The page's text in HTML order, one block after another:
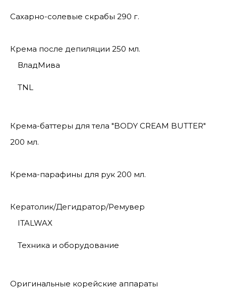
Сахарно-солевые скрабы 290 г.
Крема после депиляции 250 мл.
ВладМива
TNL
Крема-баттеры для тела "BODY CREAM BUTTER"
200 мл.
Крема-парафины для рук 200 мл.
Кератолик/Дегидратор/Ремувер
ITALWAX
Техника и оборудование
Оригинальные корейские аппараты